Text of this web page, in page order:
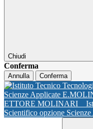
Chiudi
Conferma
Annulla Conferma
ETTORE MOLINARI
Scientifico opzione